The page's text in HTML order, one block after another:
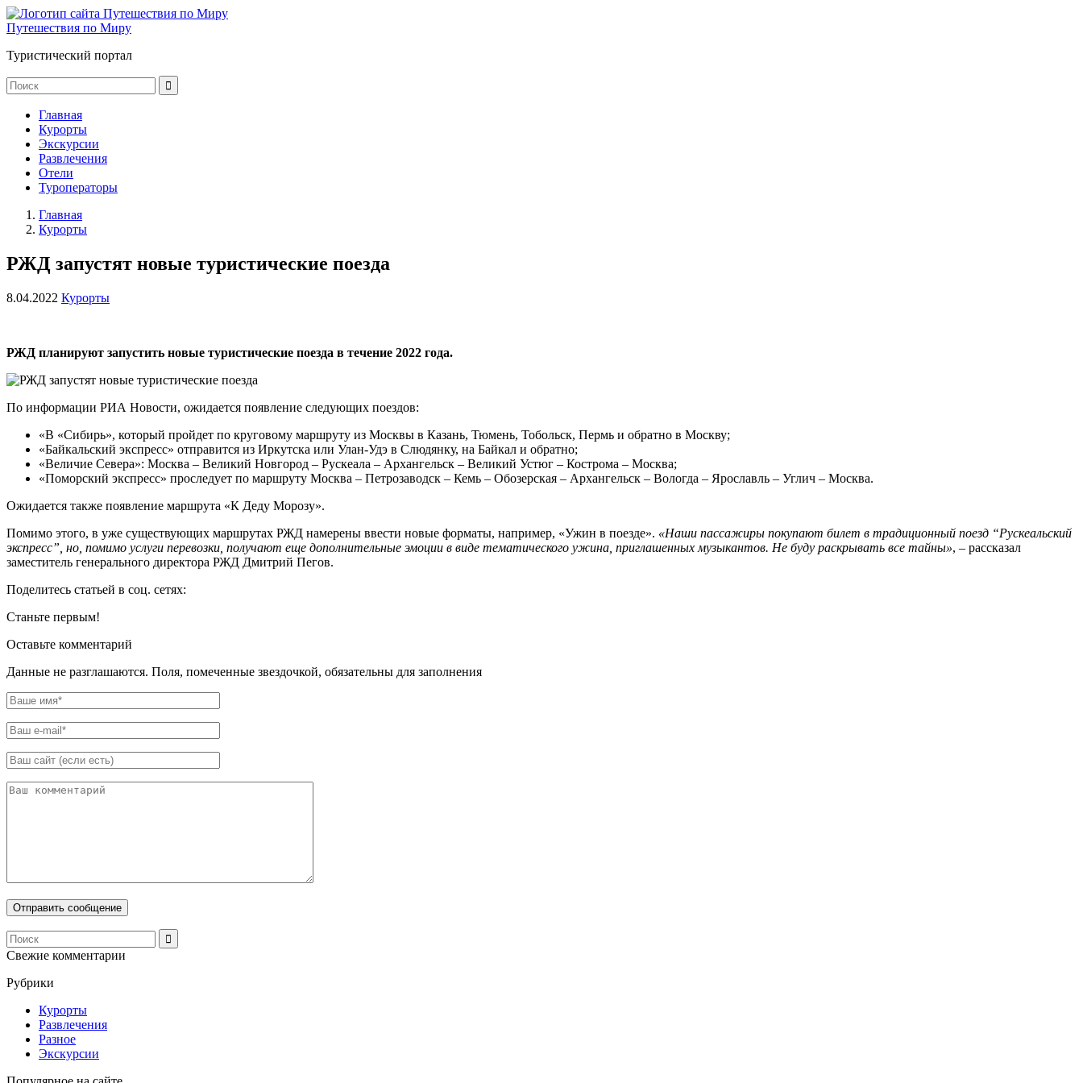
Путешествия по Миру
Туристический портал
Главная
Курорты
Экскурсии
Развлечения
Отели
Туроператоры
Главная
Курорты
РЖД запустят новые туристические поезда
8.04.2022 Курорты
РЖД планируют запустить новые туристические поезда в течение 2022 года.
По информации РИА Новости, ожидается появление следующих поездов:
«В «Сибирь», который пройдет по круговому маршруту из Москвы в Казань, Тюмень, Тобольск, Пермь и обратно в Москву;
«Байкальский экспресс» отправится из Иркутска или Улан-Удэ в Слюдянку, на Байкал и обратно;
«Величие Севера»: Москва – Великий Новгород – Рускеала – Архангельск – Великий Устюг – Кострома – Москва;
«Поморский экспресс» проследует по маршруту Москва – Петрозаводск – Кемь – Обозерская – Архангельск – Вологда – Ярославль – Углич – Москва.
Ожидается также появление маршрута «К Деду Морозу».
Помимо этого, в уже существующих маршрутах РЖД намерены ввести новые форматы, например, «Ужин в поезде». «Наши пассажиры покупают билет в традиционный поезд “Рускеальский
экспресс”, но, помимо услуги перевозки, получают еще дополнительные эмоции в виде тематического ужина, приглашенных музыкантов. Не буду раскрывать все тайны», – рассказал
заместитель генерального директора РЖД Дмитрий Пегов.
Поделитесь статьей в соц. сетях:
Станьте первым!
Оставьте комментарий
Данные не разглашаются. Поля, помеченные звездочкой, обязательны для заполнения
Свежие комментарии
Рубрики
Курорты
Развлечения
Разное
Экскурсии